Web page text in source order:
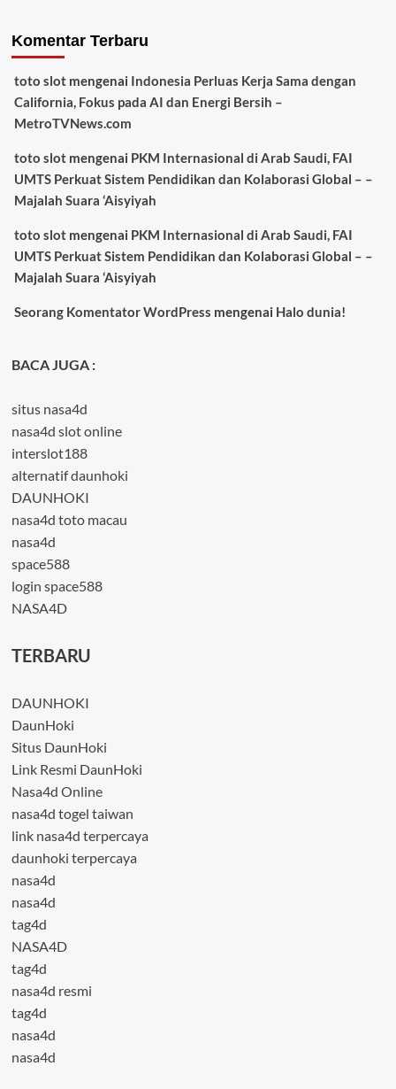
Komentar Terbaru
toto slotmengenai Indonesia Perluas Kerja Sama dengan
California, Fokus pada AI dan Energi Bersih –
MetroTVNews.com
toto slotmengenai PKM Internasional di Arab Saudi, FAI
UMTS Perkuat Sistem Pendidikan dan Kolaborasi Global – –
Majalah Suara ‘Aisyiyah
toto slotmengenai PKM Internasional di Arab Saudi, FAI
UMTS Perkuat Sistem Pendidikan dan Kolaborasi Global – –
Majalah Suara ‘Aisyiyah
Seorang Komentator WordPress mengenai Halo dunia!
BACA JUGA :
situs nasa4d
nasa4d slot online
interslot188
alternatif daunhoki
DAUNHOKI
nasa4d toto macau
nasa4d
space588
login space588
NASA4D
TERBARU
DAUNHOKI
DaunHoki
Situs DaunHoki
Link Resmi DaunHoki
Nasa4d Online
nasa4d togel taiwan
link nasa4d terpercaya
daunhoki terpercaya
nasa4d
nasa4d
tag4d
NASA4D
tag4d
nasa4d resmi
tag4d
nasa4d
nasa4d